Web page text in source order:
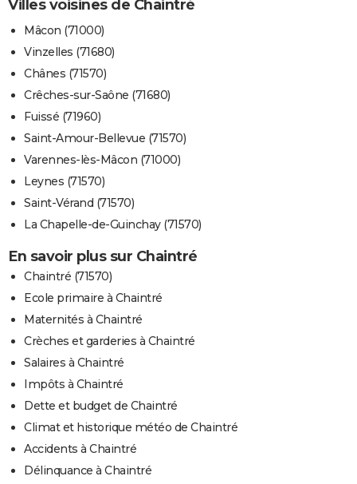
Villes voisines de Chaintré
Mâcon (71000)
Vinzelles (71680)
Chânes (71570)
Crêches-sur-Saône (71680)
Fuissé (71960)
Saint-Amour-Bellevue (71570)
Varennes-lès-Mâcon (71000)
Leynes (71570)
Saint-Vérand (71570)
La Chapelle-de-Guinchay (71570)
En savoir plus sur Chaintré
Chaintré (71570)
Ecole primaire à Chaintré
Maternités à Chaintré
Crèches et garderies à Chaintré
Salaires à Chaintré
Impôts à Chaintré
Dette et budget de Chaintré
Climat et historique météo de Chaintré
Accidents à Chaintré
Délinquance à Chaintré